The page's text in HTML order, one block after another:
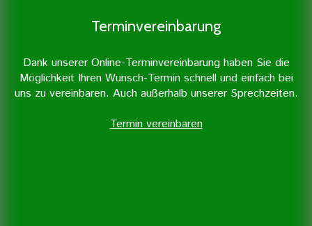
Terminvereinbarung
Dank unserer Online-Terminvereinbarung haben Sie die
Möglichkeit Ihren Wunsch-Termin schnell und einfach bei
uns zu vereinbaren. Auch außerhalb unserer Sprechzeiten.
Termin vereinbaren